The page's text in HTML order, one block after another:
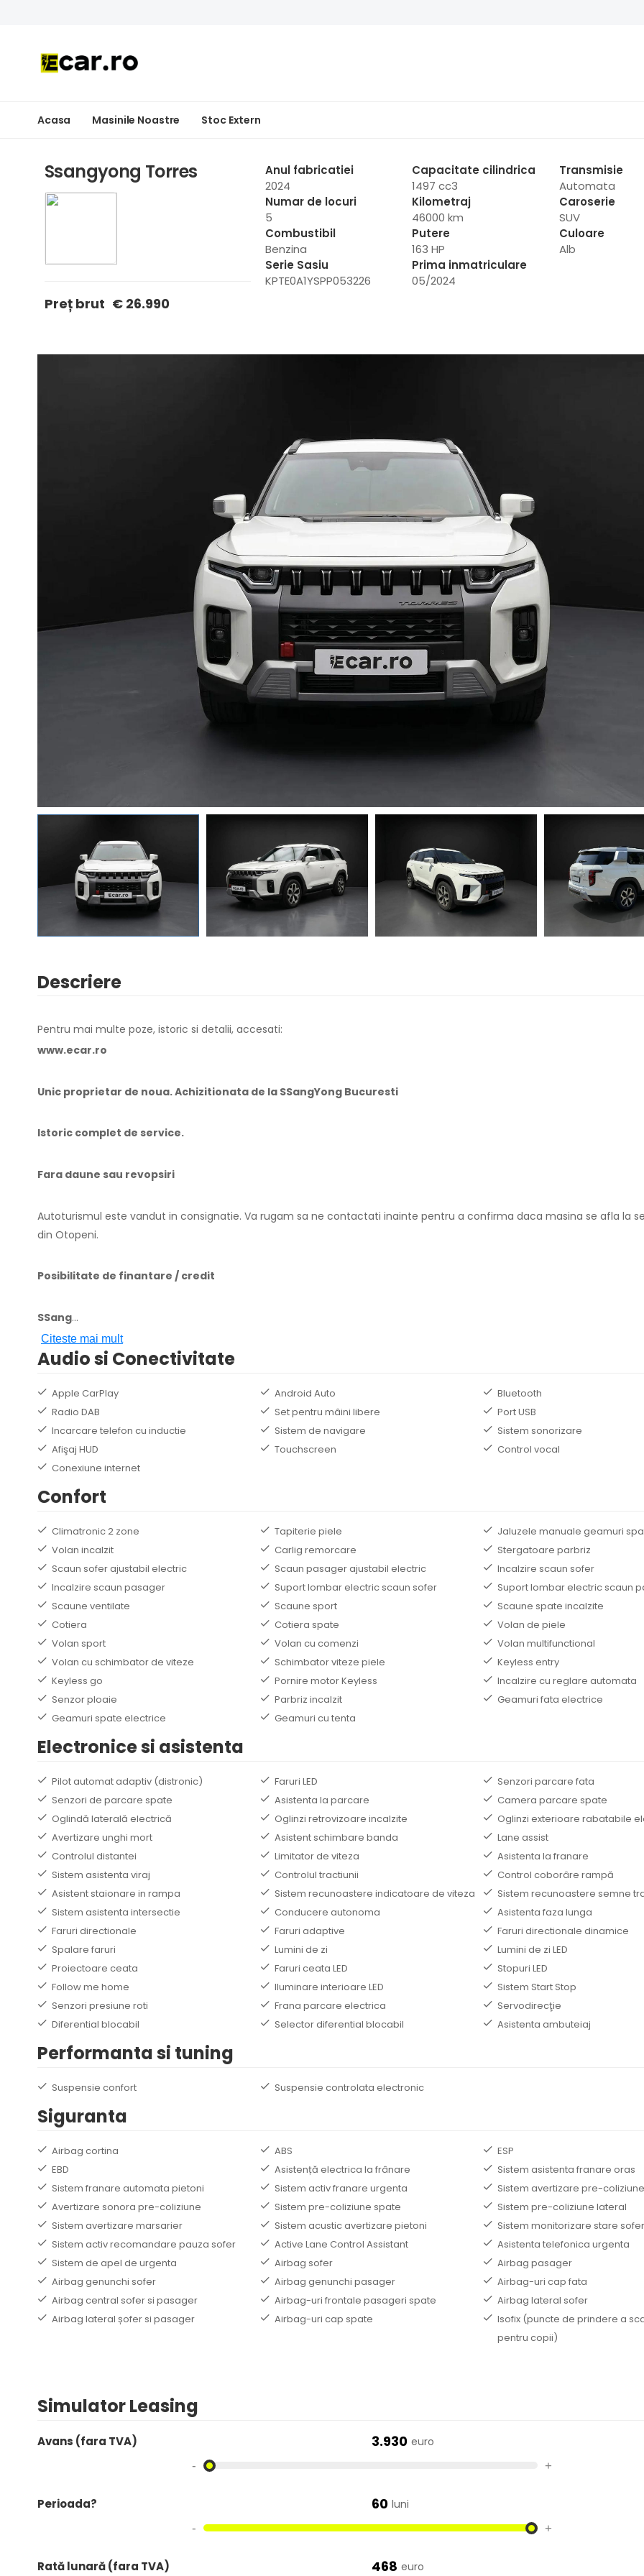
Acasa Masinile Noastre Stoc Extern
Ssangyong Torres
Preț brut € 26.990
Anul fabricatiei
2024
Capacitate cilindrica
1497 cc3
Transmisie
Automata
Numar de locuri
5
Kilometraj
46000 km
Caroserie
SUV
Combustibil
Benzina
Putere
163 HP
Culoare
Alb
Serie Sasiu
KPTE0A1YSPP053226
Prima inmatriculare
05/2024
Descriere
Pentru mai multe poze, istoric si detalii, accesati:
www.ecar.ro
Unic proprietar de noua. Achizitionata de la SSangYong Bucuresti
Istoric complet de service.
Fara daune sau revopsiri
Autoturismul este vandut in consignatie. Va rugam sa ne contactati inainte pentru a confirma daca masina se afla la
din Otopeni.
Posibilitate de finantare / credit
SSang...
Citeste mai mult
Audio si Conectivitate
Apple CarPlay Android Auto
Bluetooth
Radio DAB
Set pentru mâini libere
Port USB
Incarcare telefon cu inductie
Sistem de navigare
Sistem sonorizare
Afişaj HUD
Touchscreen
Control vocal
Conexiune internet
Confort
Climatronic 2 zone Tapiterie piele
Jaluzele manuale geamuri
Volan incalzit
Carlig remorcare
Stergatoare parbriz
Scaun sofer ajustabil electric
Scaun pasager ajustabil electric
Incalzire scaun sofer
Incalzire scaun pasager
Suport lombar electric scaun sofer
Suport lombar electric scaun
Scaune ventilate
Scaune sport
Scaune spate incalzite
Cotiera
Cotiera spate
Volan de piele
Volan sport
Volan cu comenzi
Volan multifunctional
Volan cu schimbator de viteze
Schimbator viteze piele
Keyless entry
Keyless go
Pornire motor Keyless
Incalzire cu reglare automata
Senzor ploaie
Parbriz incalzit
Geamuri fata electrice
Geamuri spate electrice
Geamuri cu tenta
Electronice si asistenta
Pilot automat adaptiv (distronic) Faruri LED
Senzori parcare fata
Senzori de parcare spate
Asistenta la parcare
Camera parcare spate
Oglindă laterală electrică
Oglinzi retrovizoare incalzite
Oglinzi exterioare rabatabile
Avertizare unghi mort
Asistent schimbare banda
Lane assist
Controlul distantei
Limitator de viteza
Asistenta la franare
Sistem asistenta viraj
Controlul tractiunii
Control coborâre rampă
Asistent staionare in rampa
Sistem recunoastere indicatoare de viteza
Sistem recunoastere semne
Sistem asistenta intersectie
Conducere autonoma
Asistenta faza lunga
Faruri directionale
Faruri adaptive
Faruri directionale dinamice
Spalare faruri
Lumini de zi
Lumini de zi LED
Proiectoare ceata
Faruri ceata LED
Stopuri LED
Follow me home
Iluminare interioare LED
Sistem Start Stop
Senzori presiune roti
Frana parcare electrica
Servodirecţie
Diferential blocabil
Selector diferential blocabil Asistenta ambuteiaj
Performanta si tuning
Suspensie confort Suspensie controlata electronic
Siguranta
Airbag cortina ABS
ESP
EBD
Asistență electrica la frânare
Sistem asistenta franare oras
Sistem franare automata pietoni
Sistem activ franare urgenta
Sistem avertizare pre-coliziune
Avertizare sonora pre-coliziune
Sistem pre-coliziune spate
Sistem pre-coliziune lateral
Sistem avertizare marsarier
Sistem acustic avertizare pietoni
Sistem monitorizare stare sofer
Sistem activ recomandare pauza sofer
Active Lane Control Assistant
Asistenta telefonica urgenta
Sistem de apel de urgenta
Airbag sofer
Airbag pasager
Airbag genunchi sofer
Airbag genunchi pasager
Airbag-uri cap fata
Airbag central sofer si pasager
Airbag-uri frontale pasageri spate
Airbag lateral sofer
Airbag lateral șofer si pasager
Airbag-uri cap spate
Isofix (puncte de prindere a
pentru copii)
Simulator Leasing
Avans (fara TVA) 3.930 euro
- +
Perioada? 60 luni
- +
Rată lunară (fara TVA) 468 euro